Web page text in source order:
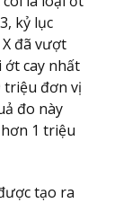
kỷ lục
đã vượt
cay nhất
triệu đơn vị
đo này
1 triệu
tạo ra